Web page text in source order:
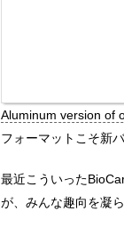
Aluminum version of
フォーマットこそ新
最近こういった
が、みんな趣向を凝